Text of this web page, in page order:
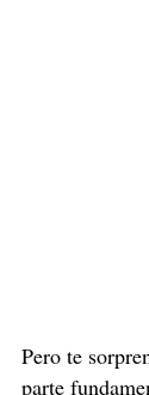
Pero te
parte